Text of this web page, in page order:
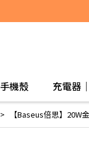
手機殼 充電器
【Baseus倍思】20W